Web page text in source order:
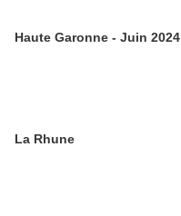
Haute Garonne - Juin 2024
La Rhune